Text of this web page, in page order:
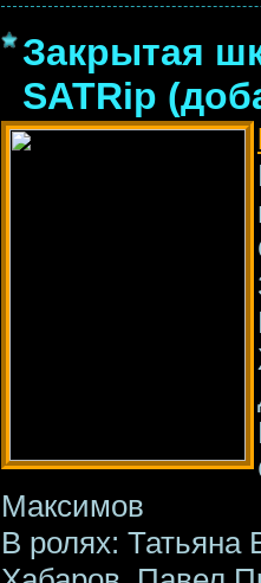
Закрытая
SATRip
Максимов
В ролях: Татьяна